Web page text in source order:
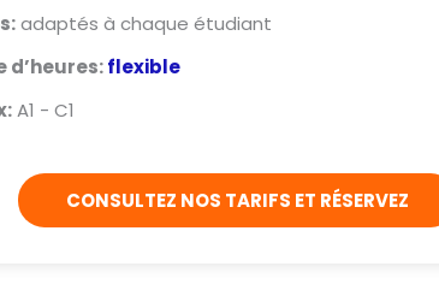
adaptés à chaque étudiant
d’heures:flexible
A1 - C1
CONSULTEZ NOS TARIFS ET RÉSERVEZ